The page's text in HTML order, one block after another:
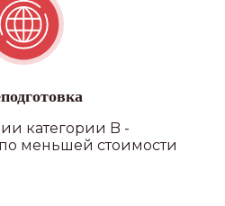
категории B -
меньшей стоимости